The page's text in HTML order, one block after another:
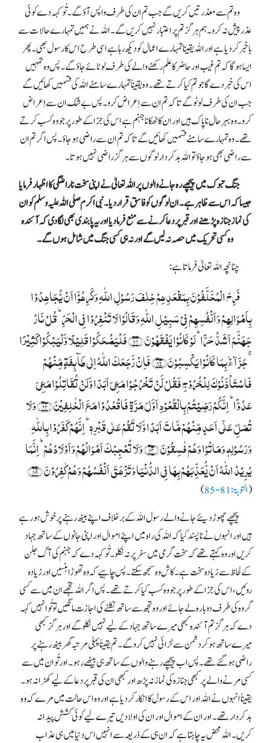
وہ تم سے معذرتیں کریں گے جب تم ان کی طرف واپس آؤ گے۔ تُو کہہ دے کوئی
عذر پیش نہ کرو۔ ہم ہرگز تم پر اعتبار نہیں کریں گے۔ اللہ نے ہمیں تمہارے حالات سے
باخبر کردیا ہے اور اللہ یقینا تمہارے اعمال کو دیکھ رہا ہے اسی طرح اس کا رسول بھی۔ پھر
ایسا ہوگا کہ تم غیب اور حاضر کا علم رکھنے والے کی طرف لوٹائے جاؤ گے۔ پس وہ تمہیں
اس کی خبر دے گا جو تم کیا کرتے تھے۔ وہ یقیناً تمہارے سامنے اللہ کی قسمیں کھائیں گے
جب ان کی طرف لوٹو گے تا کہ تم ان سے اِعراض کرو۔ پس بے شک ان سے اِعراض
کرو۔ وہ بہرحال ناپاک ہیں اور ان کا ٹھکانا جہنم ہے اس کی جزا کے طور پر جو وہ کسب کرتے
تھے۔ وہ تمہارے سامنے قسمیں کھائیں گے تا کہ تم ان سے راضی ہوجاؤ۔ پس اگر تم ان
سے راضی بھی ہوجاؤ تو اللہ بدکردار لوگوں سے ہرگز راضی نہیں ہوتا۔
جنگ تبوک میں پیچھے رہ جانے والوں پر اللہ تعالیٰ نے اپنی سخت ناراضگی کا اظہار فرمایا
جیسا کہ اس سے ظاہر ہے۔ ان لوگوں کو فاسق قرار دیا۔ نبی اکرم صلی اللہ علیہ وسلم کو ان
کی نماز جنازہ پڑھنے اور قبر پر دعا کرنے سے منع فرما دیا اور یہ پابندی بھی لگا دی کہ آئندہ
وہ کسی تحریک میں حصہ نہ لیں گے اور نہ ہی کسی جنگ میں شامل ہوں گے۔
چنانچہ اللہ تعالیٰ فرماتا ہے:
فَرِحَ الۡمُخَلَّفُوۡنَ بِمَقۡعَدِہِمۡ خِلٰفَ رَسُوۡلِ اللّٰہِ وَکَرِہُوۡۤا اَنۡ یُّجَاہِدُوۡا
بِاَمۡوَالِہِمۡ وَاَنۡفُسِہِمۡ فِیۡ سَبِیۡلِ اللّٰہِ وَقَالُوۡا لَا تَنۡفِرُوۡا فِی الۡحَرِّ ؕ قُلۡ نَارُ
جَہَنَّمَ اَشَدُّ حَرًّا ؕ لَوۡ کَانُوۡا یَفۡقَہُوۡنَ ﴿۸۱﴾ فَلۡیَضۡحَکُوۡا قَلِیۡلًا وَّلۡیَبۡکُوۡا کَثِیۡرًا
ۚ جَزَآءًۢ بِمَا کَانُوۡا یَکۡسِبُوۡنَ﴿۸۲﴾ فَاِنۡ رَّجَعَکَ اللّٰہُ اِلٰی طَآئِفَۃٍ مِّنۡہُمۡ
فَاسۡتَاۡذَنُوۡکَ لِلۡخُرُوۡجِ فَقُلۡ لَّنۡ تَخۡرُجُوۡا مَعِیَ اَبَدًا وَّلَنۡ تُقَاتِلُوۡا مَعِیَ
عَدُوًّا ؕ اِنَّکُمۡ رَضِیۡتُمۡ بِالۡقُعُوۡدِ اَوَّلَ مَرَّۃٍ فَاقۡعُدُوۡا مَعَ الۡخٰلِفِیۡنَ ﴿۸۳﴾ وَلَا
تُصَلِّ عَلٰۤی اَحَدٍ مِّنۡہُمۡ مَّاتَ اَبَدًا وَّلَا تَقُمۡ عَلٰی قَبۡرِہٖ ؕ اِنَّہُمۡ کَفَرُوۡا بِاللّٰہِ
وَرَسُوۡلِہٖ وَمَاتُوۡا وَہُمۡ فٰسِقُوۡنَ ﴿۸۴﴾ وَلَا تُعۡجِبۡکَ اَمۡوَالُہُمۡ وَاَوۡلَادُہُمۡ ؕ اِنَّمَا
یُرِیۡدُ اللّٰہُ اَنۡ یُّعَذِّبَہُمۡ بِہَا فِی الدُّنۡیَا وَتَزۡہَقَ اَنۡفُسُہُمۡ وَہُمۡ کٰفِرُوۡنَ ﴿۸۵﴾
(التوبۃ:81-85
)
پیچھے چھوڑ دیئے جانے والے رسول اللہ کے برخلاف اپنے بیٹھ رہنے پر خوش ہورہے
ہیں اور انہوں نے ناپسند کیا کہ اللہ کی راہ میں اپنے اموال اور اپنی جانوں کے ساتھ جہاد
کریں اور وہ کہتے تھے کہ سخت گرمی میں سفر پر نہ نکلو۔ تُو کہہ دے کہ جہنم کی آ گ جلن
کے لحاظ سے زیادہ سخت ہے۔ کاش وہ سمجھ سکتے۔ پس چاہیے کہ وہ تھوڑا ہنسیں اور زیادہ
روئیں، اس کی جزا کے طور پر جو وہ کسب کیا کرتے تھے۔ پس اگر اللہ تجھے ان میں سے کسی
گروہ کی طرف دوبارہ لے جائے اور وہ تجھ سے ساتھ نکلنے کی اجازت مانگیں تو تُو انہیں کہہ
دے کہ ہرگز تم آئندہ کبھی میرے ساتھ جہاد کے لیے نہیں نکلو گے اور ہرگز کبھی
میرے ساتھ ہوکر دشمن سے لڑائی نہیں کرو گے۔ تم یقیناً پہلی مرتبہ گھر بیٹھ رہنے پر
راضی ہوگئے تھے۔ پس اب پیچھے رہنے والوں کے ساتھ ہی بیٹھے رہو۔ اور تُو ان میں سے
کسی مرنے والے پر کبھی جنازہ کی نماز نہ پڑھ اور کبھی ان کی قبر پر دعا کے لیے کھڑا نہ ہو۔
یقیناً انہوں نے اللہ اور اس کے رسول کا انکار کردیا ہے اور وہ اس حالت میں مرے کہ وہ
بدکردار تھے۔ اور ان کے اموال اور ان کی اولادیں تیرے لیے کوئی کشش پیدا نہ
کریں۔ اللہ محض یہ چاہتا ہے کہ ان ہی کے ذریعہ سے انہیں اس دنیا میں ہی عذاب